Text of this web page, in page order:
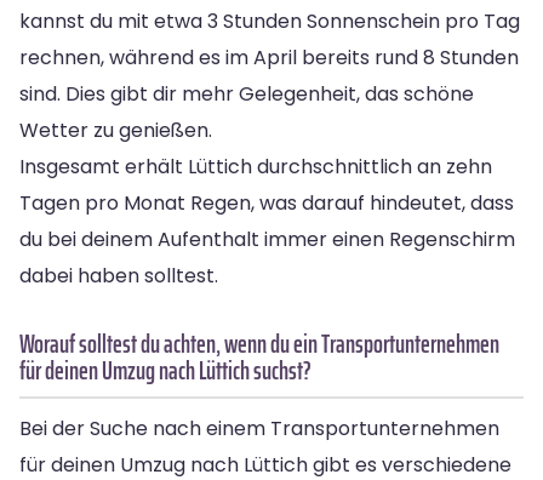
kannst du mit etwa 3 Stunden Sonnenschein pro Tag
rechnen, während es im April bereits rund 8 Stunden
sind. Dies gibt dir mehr Gelegenheit, das schöne
Wetter zu genießen.
Insgesamt erhält Lüttich durchschnittlich an zehn
Tagen pro Monat Regen, was darauf hindeutet, dass
du bei deinem Aufenthalt immer einen Regenschirm
dabei haben solltest.
Worauf solltest du achten, wenn du ein Transportunternehmen
für deinen Umzug nach Lüttich suchst?
Bei der Suche nach einem Transportunternehmen
für deinen Umzug nach Lüttich gibt es verschiedene